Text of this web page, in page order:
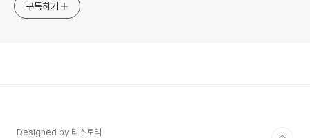
구독하기
Designed by 티스토리